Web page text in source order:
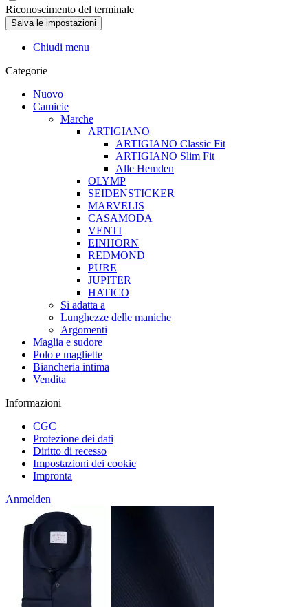
Riconoscimento del terminale
Chiudi menu
Categorie
Nuovo
Camicie
Marche
ARTIGIANO
ARTIGIANO Classic Fit
ARTIGIANO Slim Fit
Alle Hemden
OLYMP
SEIDENSTICKER
MARVELIS
CASAMODA
VENTI
EINHORN
REDMOND
PURE
JUPITER
HATICO
Si adatta a
Lunghezze delle maniche
Argomenti
Maglia e sudore
Polo e magliette
Biancheria intima
Vendita
Informazioni
CGC
Protezione dei dati
Diritto di recesso
Impostazioni dei cookie
Impronta
Anmelden